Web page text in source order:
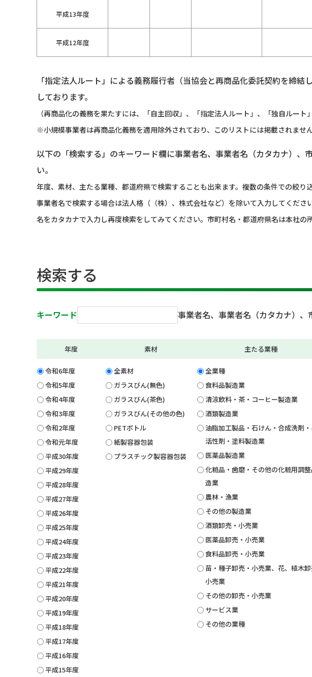
平成13年度
平成12年度
「指定法人ルート」による義務履行者（当協会と再商品化委託契約を締
しております。
（再商品化の義務を果たすには、「自主回収」、「指定法人ルート」、「独自ルート
※小規模事業者は再商品化義務を適用除外されており、このリストには掲載されません
以下の「検索する」のキーワード欄に事業者名、事業者名（カタカナ）、
い。
年度、素材、主たる業種、都道府県で検索することも出来ます。複数の条件での絞り
事業者名で検索する場合は法人格（（株）、株式会社など）を除いて入力してくだ
名をカタカナで入力し再度検索をしてみてください。市町村名・都道府県名は本社の所
検索する
キーワード 事業者名、事業者名（カタカナ）
年度
令和6年度
令和5年度
令和4年度
令和3年度
令和2年度
令和元年度
平成30年度
平成29年度
平成28年度
平成27年度
平成26年度
平成25年度
平成24年度
平成23年度
平成22年度
平成21年度
平成20年度
平成19年度
平成18年度
平成17年度
平成16年度
平成15年度
素材
全素材
ガラスびん(無色)
ガラスびん(茶色)
ガラスびん(その他の色)
PETボトル
紙製容器包装
プラスチック製容器包装
主たる業種
全業種
食料品製造業
清涼飲料・茶・コーヒー製造業
酒類製造業
油脂加工製品・石けん・合成洗剤
活性剤・塗料製造業
医薬品製造業
化粧品・歯磨・その他の化粧用調
造業
農林・漁業
その他の製造業
酒類卸売・小売業
医薬品卸売・小売業
食料品卸売・小売業
苗・種子卸売・小売業、花、植木卸
小売業
その他の卸売・小売業
サービス業
その他の業種